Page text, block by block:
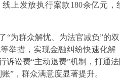
上发放执行案款180余亿元
“为群众解忧、为法官减负”的
举措，实现金融纠纷快速化解
诉讼费“主动退费”机制，打通
”，群众满意度显著提升。